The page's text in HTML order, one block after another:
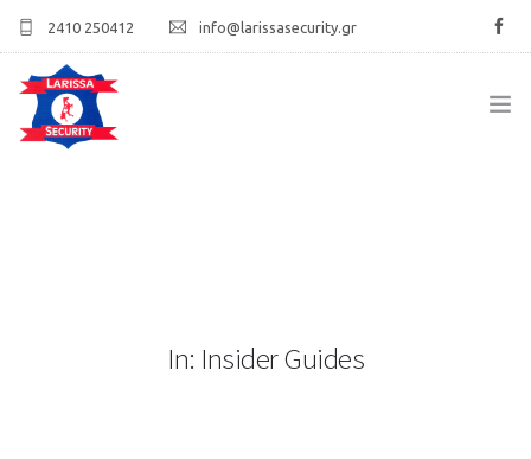
2410 250412 info@larissasecurity.gr
ΠΕΛΑΤΟΛΌΓΙΟIn: Insider Guides